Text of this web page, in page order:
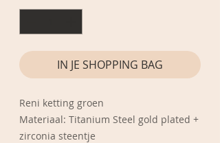
IN JE SHOPPING BAG
Reni ketting groen
Materiaal: Titanium Steel gold plated +
zirconia steentje